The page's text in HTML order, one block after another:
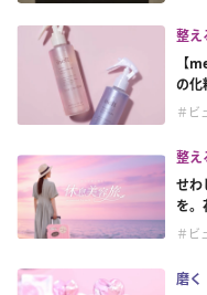
整え
【
の化
＃ビ
整え
せわ
を
＃ビ
磨く